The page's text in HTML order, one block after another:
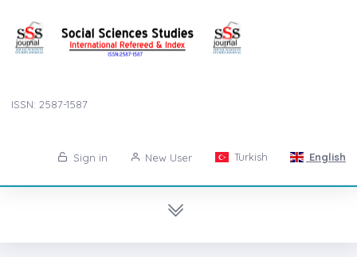
ISSN: 2587-1587
Sign in New User Turkish English